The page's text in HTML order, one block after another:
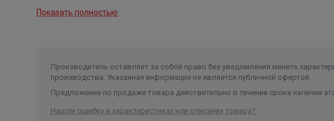
Показать полностью
Производитель оставляет за собой право без уведомления менять
производства. Указанная информация не является публичной офертой.
Предложение по продаже товара действительно в течение срока наличия
Нашли ошибку в характеристиках или описании товара?